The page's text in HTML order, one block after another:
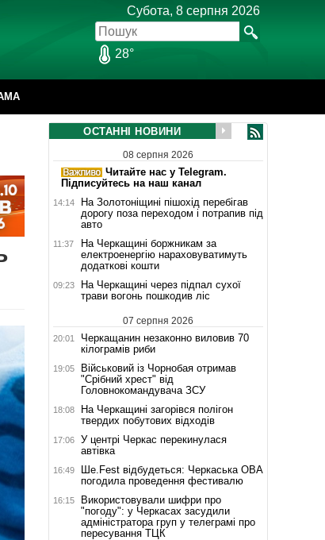
Субота, 8 серпня 2026
28°
ОСТАННІ НОВИНИ
08 серпня 2026
Читайте нас у Telegram.
Підписуйтесь на наш канал
14:14
На Золотоніщині пішохід перебігав
дорогу поза переходом і потрапив під
авто
11:37
На Черкащині боржникам за
електроенергію нараховуватимуть
додаткові кошти
09:23
На Черкащині через підпал сухої
трави вогонь пошкодив ліс
07 серпня 2026
20:01
Черкащанин незаконно виловив 70
кілограмів риби
19:05
Військовий із Чорнобая отримав
"Срібний хрест" від
Головнокомандувача ЗСУ
18:08
На Черкащині загорівся полігон
твердих побутових відходів
17:06
У центрі Черкас перекинулася
автівка
16:49
Ше.Fest відбудеться: Черкаська ОВА
погодила проведення фестивалю
16:15
Використовували шифри про
"погоду": у Черкасах засудили
адміністратора груп у телеграмі про
пересування ТЦК